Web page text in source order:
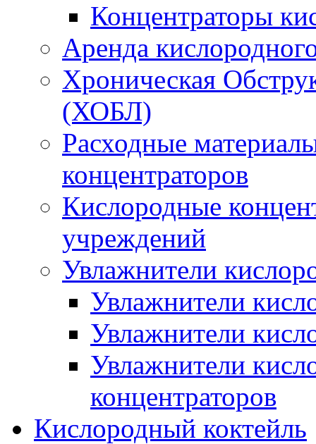
Концентраторы
Аренда
Хроническая
(ХОБЛ)
Расходные
концентраторов
Кислородные
учреждений
Увлажнители
Увлажнители
Увлажнители
Увлажнители
концентраторов
Кислородный коктейль